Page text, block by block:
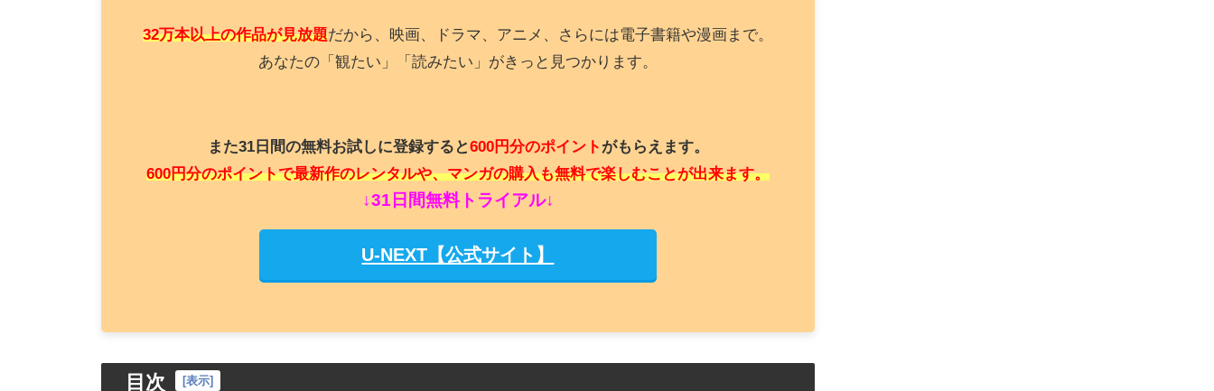
32万本以上の作品が見放題だから、映画、ドラマ、アニメ、さらには電子書籍や漫画まで。
あなたの「観たい」「読みたい」がきっと見つかります。
また31日間の無料お試しに登録すると600円分のポイントがもらえます。
600円分のポイントで最新作のレンタルや、マンガの購入も無料で楽しむことが出来ます。
↓31日間無料トライアル↓
U-NEXT【公式サイト】
目次 [表示]